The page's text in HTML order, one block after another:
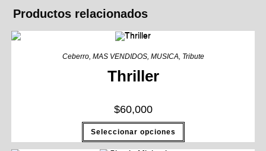
Productos relacionados
Ceberro, MAS VENDIDOS, MUSICA Tribute
Thriller
$60,000
Seleccionar opciones